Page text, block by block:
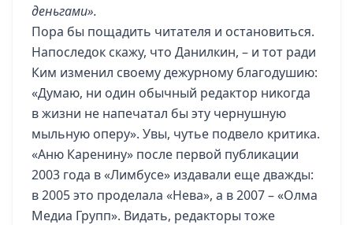
деньгами».
Пора бы пощадить читателя и остановиться.
Напоследок скажу, что Данилкин, – и тот ради
Ким изменил своему дежурному благодушию:
«Думаю, ни один обычный редактор никогда
в жизни не напечатал бы эту чернушную
мыльную оперу». Увы, чутье подвело критика.
«Аню Каренину» после первой публикации
2003 года в «Лимбусе» издавали еще дважды:
в 2005 это проделала «Нева», а в 2007 – «Олма
Медиа Групп». Видать, редакторы тоже